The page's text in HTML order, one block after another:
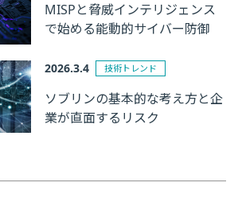
MISPと脅威インテリジェンス
で始める能動的サイバー防御
2026.3.4 技術トレンド
ソブリンの基本的な考え方と企
業が直面するリスク